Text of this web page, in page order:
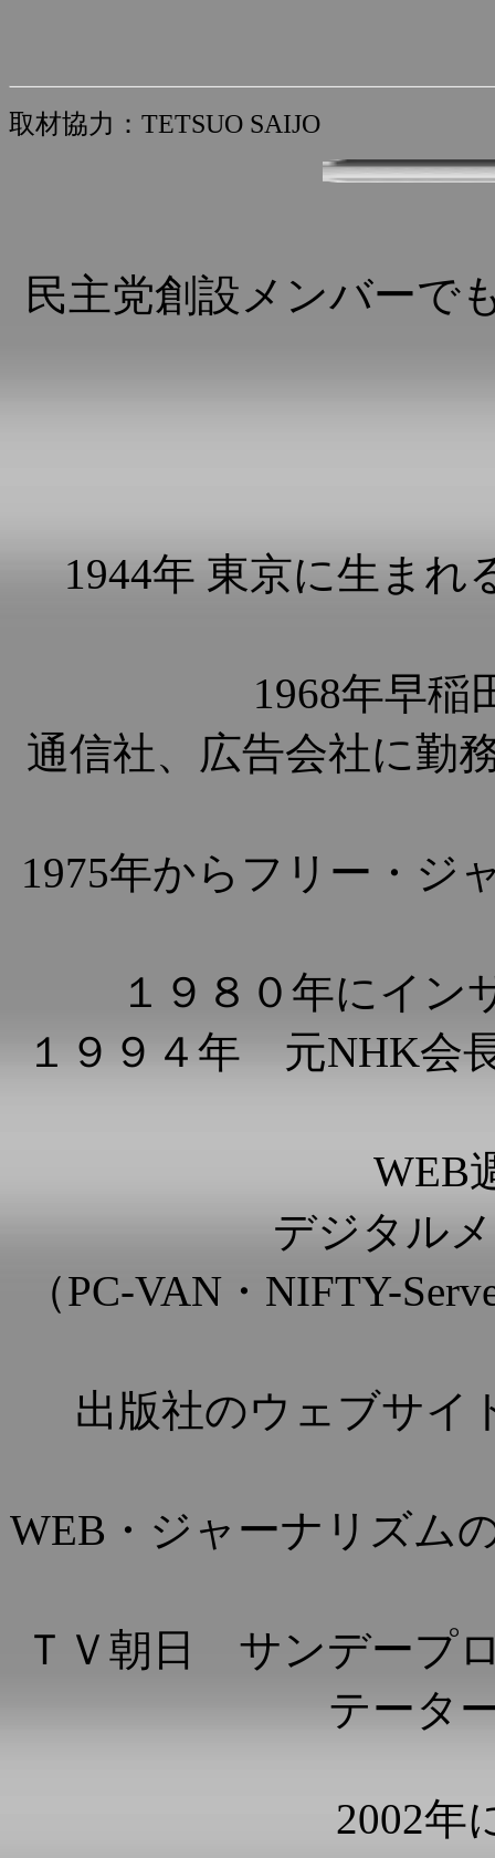
取材協力：TETSUO SAIJO
民主党創設メンバーで
1944年 東京に生ま
1968年早稲
通信社、広告会社に
1975年からフリー・
１９８０年にイン
１９９４年 元NHK会
WEB
デジタルメ
（PC-VAN・NIFTY-
出版社のウェブサイ
WEB・ジャーナリズム
ＴＶ朝日 サンデープ
テータ
2002年